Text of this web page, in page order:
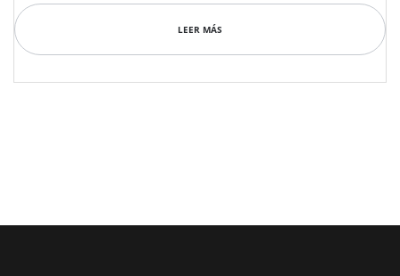
algunos de los mejores plugins para optimizar el
rendimiento de WordPress y por cierto, en
contamos con los mejores servidores optimizados
para que tu Wordpress vuele!
LEER MÁS